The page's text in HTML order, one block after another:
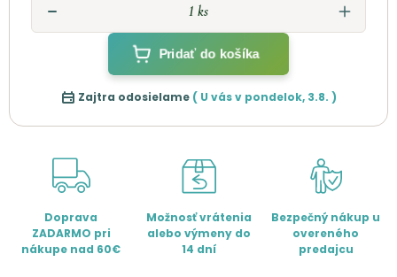
Pridať do košíka
Zajtra odosielame ( U vás v pondelok, 3.8. )
Doprava
ZADARMO pri
nákupe nad 60€
Možnosť vrátenia
alebo výmeny do
14 dní
Bezpečný nákup u
overeného
predajcu